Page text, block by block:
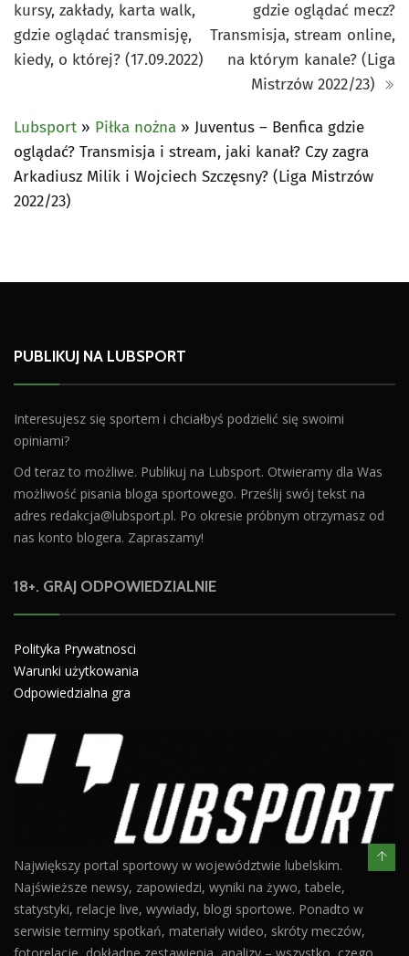
kursy, zakłady, karta walk,
gdzie oglądać transmisję,
kiedy, o której? (17.09.2022)
gdzie oglądać mecz?
Transmisja, stream online,
na którym kanale? (Liga
Mistrzów 2022/23)
Lubsport » Piłka nożna » Juventus – Benfica gdzie
oglądać? Transmisja i stream, jaki kanał? Czy zagra
Arkadiusz Milik i Wojciech Szczęsny? (Liga Mistrzów
2022/23)
PUBLIKUJ NA LUBSPORT
Interesujesz się sportem i chciałbyś podzielić się swoimi
opiniami?
Od teraz to możliwe. Publikuj na Lubsport. Otwieramy dla Was
możliwość pisania bloga sportowego. Prześlij swój tekst na
adres redakcja@lubsport.pl. Po okresie próbnym otrzymasz od
nas konto blogera. Zapraszamy!
18+. GRAJ ODPOWIEDZIALNIE
Polityka Prywatnosci
Warunki użytkowania
Odpowiedzialna gra
Największy portal sportowy w województwie lubelskim.
Najświeższe newsy, zapowiedzi, wyniki na żywo, tabele,
statystyki, relacje live, wywiady, blogi sportowe. Ponadto w
serwisie terminy spotkań, materiały wideo, skróty meczów,